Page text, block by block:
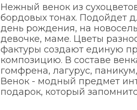
Нежный венок из
бордовых тонах. Подойдет
день рождения, на
девочке, маме. Цветы
фактуры создают единую
композицию. В составе
гомфрена, лагурус,
Венок - модный предмет
подарок, который